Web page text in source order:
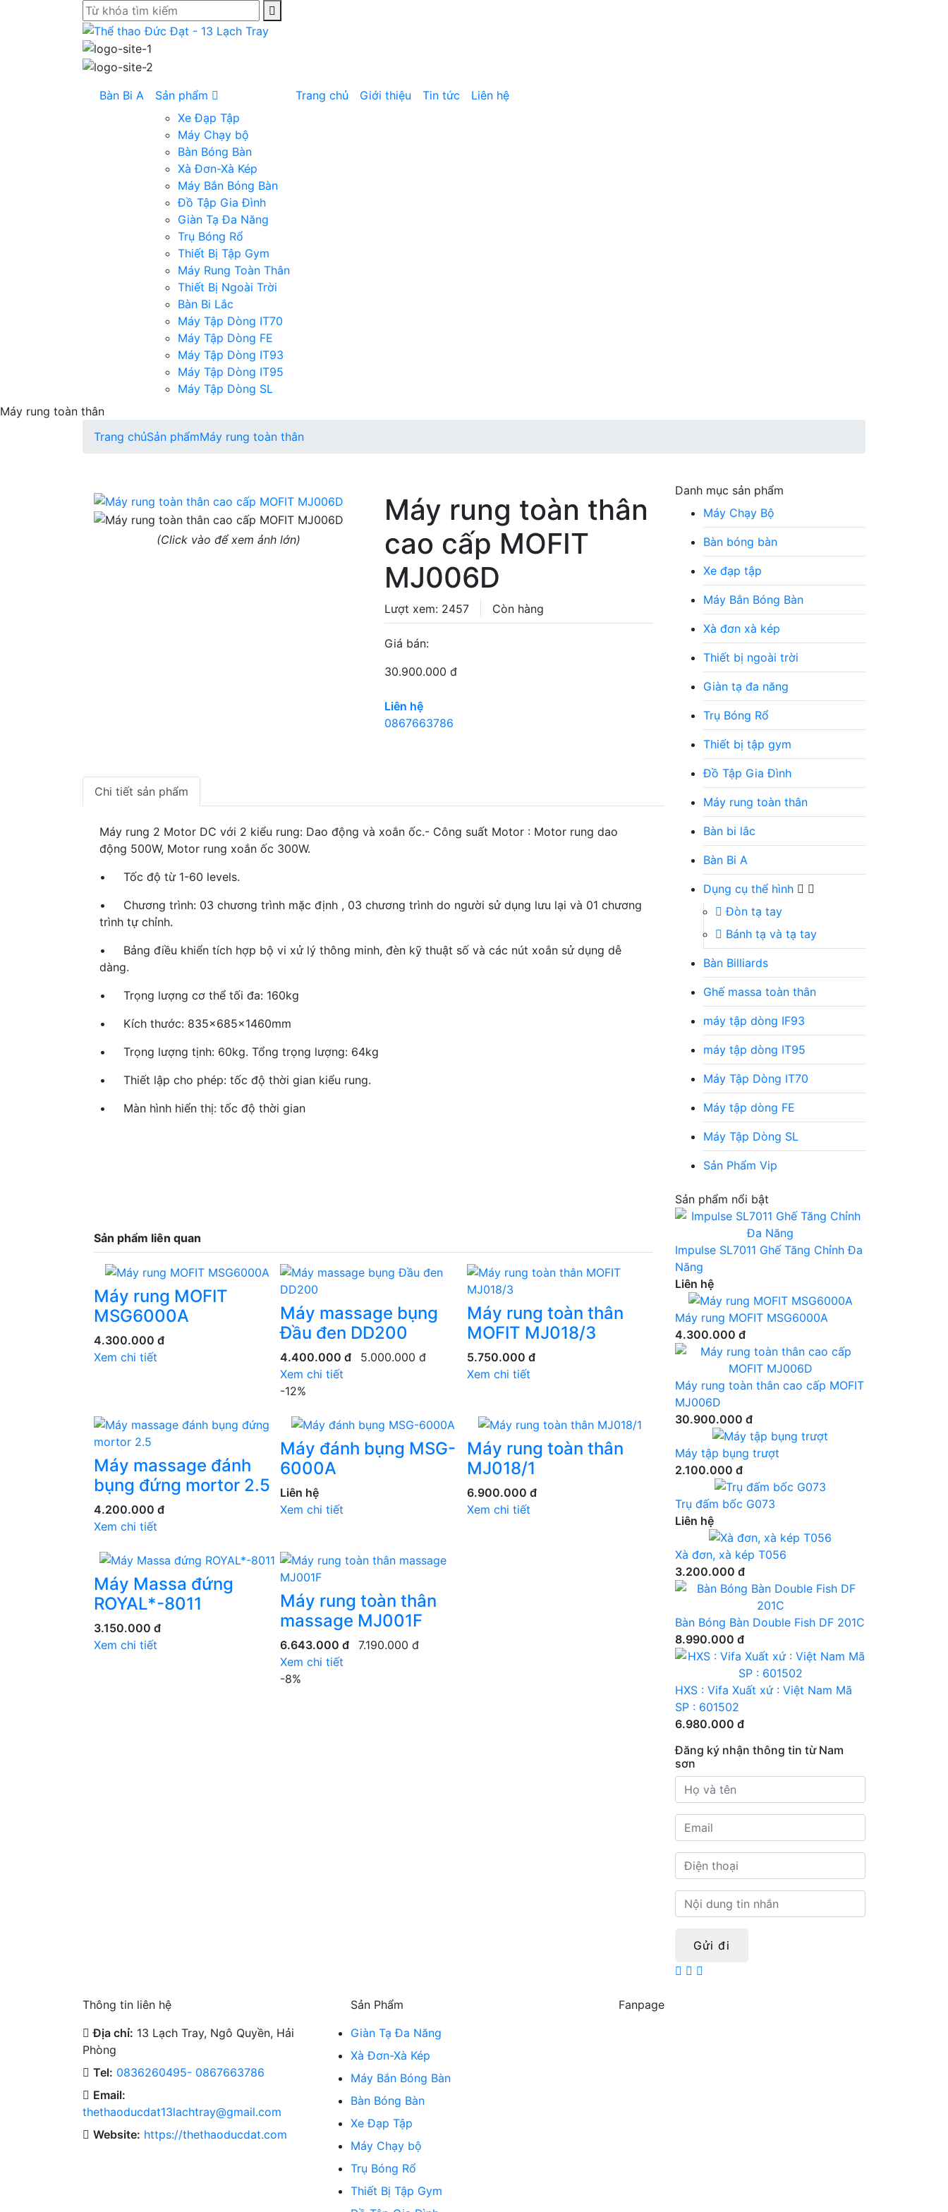
Bàn Bi A
Sản phẩm
Xe Đạp Tập
Máy Chạy bộ
Bàn Bóng Bàn
Xà Đơn-Xà Kép
Máy Bắn Bóng Bàn
Đồ Tập Gia Đình
Giàn Tạ Đa Năng
Trụ Bóng Rổ
Thiết Bị Tập Gym
Máy Rung Toàn Thân
Thiết Bị Ngoài Trời
Bàn Bi Lắc
Máy Tập Dòng IT70
Máy Tập Dòng FE
Máy Tập Dòng IT93
Máy Tập Dòng IT95
Máy Tập Dòng SL
Trang chủ Giới thiệu Tin tức Liên hệ
Máy rung toàn thân
Trang chủSản phẩmMáy rung toàn thân
(Click vào để xem ảnh lớn)
Máy rung toàn thân
cao cấp MOFIT
MJ006D
Lượt xem: 2457 Còn hàng
Giá bán:
30.900.000 đ
Liên hệ
0867663786
Chi tiết sản phẩm
Máy rung 2 Motor DC với 2 kiểu rung: Dao động và xoắn ốc.- Công suất Motor : Motor rung dao
động 500W, Motor rung xoắn ốc 300W.
• Tốc độ từ 1-60 levels.
• Chương trình: 03 chương trình mặc định , 03 chương trình do người sử dụng lưu lại và 01 chương
trình tự chỉnh.
• Bảng điều khiển tích hợp bộ vi xử lý thông minh, đèn kỹ thuật số và các nút xoắn sử dụng dễ
dàng.
• Trọng lượng cơ thể tối đa: 160kg
• Kích thước: 835x685x1460mm
• Trọng lượng tịnh: 60kg. Tổng trọng lượng: 64kg
• Thiết lập cho phép: tốc độ thời gian kiểu rung.
• Màn hình hiển thị: tốc độ thời gian
Sản phẩm liên quan
Máy rung MOFIT
MSG6000A
4.300.000 đ
Xem chi tiết
Máy massage bụng
Đầu đen DD200
4.400.000 đ
5.000.000 đ
Xem chi tiết
-12%
Máy rung toàn thân
MOFIT MJ018/3
5.750.000 đ
Xem chi tiết
Máy massage đánh
bụng đứng mortor 2.5
4.200.000 đ
Xem chi tiết
Máy đánh bụng MSG-
6000A
Liên hệ
Xem chi tiết
Máy rung toàn thân
MJ018/1
6.900.000 đ
Xem chi tiết
Máy Massa đứng
ROYAL*-8011
3.150.000 đ
Xem chi tiết
Máy rung toàn thân
massage MJ001F
6.643.000 đ
7.190.000 đ
Xem chi tiết
-8%
Danh mục sản phẩm
Máy Chạy Bộ
Bàn bóng bàn
Xe đạp tập
Máy Bắn Bóng Bàn
Xà đơn xà kép
Thiết bị ngoài trời
Giàn tạ đa năng
Trụ Bóng Rổ
Thiết bị tập gym
Đồ Tập Gia Đình
Máy rung toàn thân
Bàn bi lắc
Bàn Bi A
Dụng cụ thể hình
Đòn tạ tay
Bánh tạ và tạ tay
Bàn Billiards
Ghế massa toàn thân
máy tập dòng IF93
máy tập dòng IT95
Máy Tập Dòng IT70
Máy tập dòng FE
Máy Tập Dòng SL
Sản Phẩm Vip
Sản phẩm nổi bật
Impulse SL7011 Ghế Tăng Chỉnh Đa
Năng
Liên hệ
Máy rung MOFIT MSG6000A
4.300.000 đ
Máy rung toàn thân cao cấp MOFIT
MJ006D
30.900.000 đ
Máy tập bụng trượt
2.100.000 đ
Trụ đấm bốc G073
Liên hệ
Xà đơn, xà kép T056
3.200.000 đ
Bàn Bóng Bàn Double Fish DF 201C
8.990.000 đ
HXS : Vifa Xuất xứ : Việt Nam Mã
SP : 601502
6.980.000 đ
Đăng ký nhận thông tin từ Nam
sơn
Gửi đi
Thông tin liên hệ
Địa chỉ: 13 Lạch Tray, Ngô Quyền, Hải
Phòng
Tel: 0836260495- 0867663786
Email:
thethaoducdat13lachtray@gmail.com
Website: https://thethaoducdat.com
Sản Phẩm
Giàn Tạ Đa Năng
Xà Đơn-Xà Kép
Máy Bắn Bóng Bàn
Bàn Bóng Bàn
Xe Đạp Tập
Máy Chạy bộ
Trụ Bóng Rổ
Thiết Bị Tập Gym
Fanpage